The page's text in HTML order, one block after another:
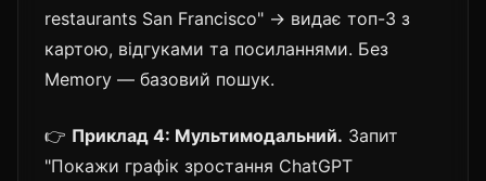
restaurants San Francisco" → видає топ-3 з
картою, відгуками та посиланнями. Без
Memory — базовий пошук.
👉 Приклад 4: Мультимодальний. Запит
"Покажи графік зростання ChatGPT